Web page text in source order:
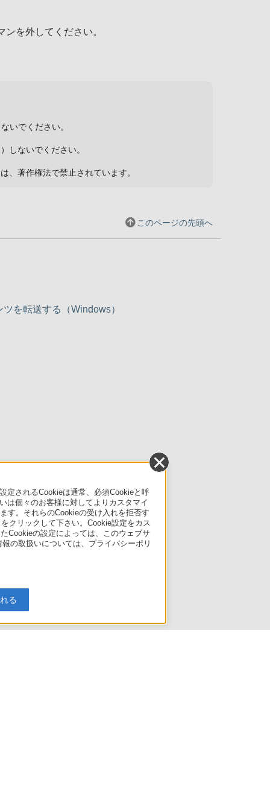
を外してください。
いでください。
しないでください。
、著作権法で禁止されています。
このページの先頭へ
を転送する（Windows）
定されるCookieは通常、必須Cookieと呼
は個々のお客様に対してよりカスタマイ
す。それらのCookieの受け入れを拒否す
クリックして下さい。Cookie設定をカス
Cookieの設定によっては、このウェブサ
の取扱いについては、プライバシーポリ
る